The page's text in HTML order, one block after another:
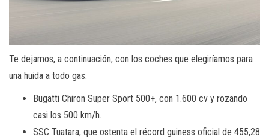
Te dejamos, a continuación, con los coches que elegiríamos para
una huida a todo gas:
Bugatti Chiron Super Sport 500+, con 1.600 cv y rozando
casi los 500 km/h.
SSC Tuatara, que ostenta el récord guiness oficial de 455,28